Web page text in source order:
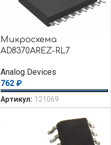
Микросхема
AD8370AREZ-RL7
Analog Devices
762 ₽
Артикул: 121069